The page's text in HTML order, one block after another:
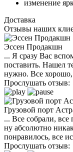
изменение
Доставка
Отзывы наших
Эссен Продакшн
... Я сразу Вас
поставить. Нашел
нужно. Все хорошо,
Прослушать отзыв:
Грузовой порт
... Все собрали,
ну абсолютно
понравилось, все
Прослушать отзыв: